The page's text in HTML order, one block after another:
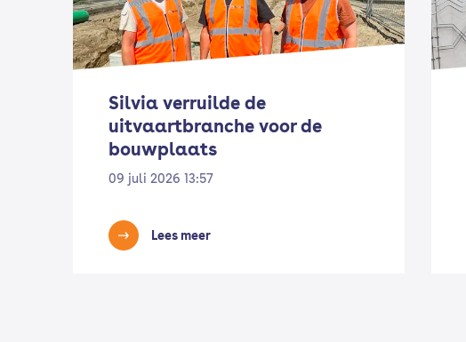
Silvia verruilde de
uitvaartbranche voor de
bouwplaats
09 juli 2026 13:57
Lees meer